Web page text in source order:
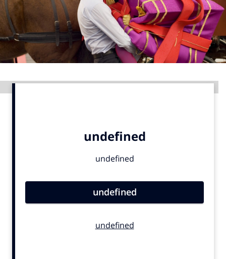
Home
9 sept: GenAI-training
12 nov: MarketingLive!
Adverteren
Events
Opleidingen
Vacatures
Bureaus